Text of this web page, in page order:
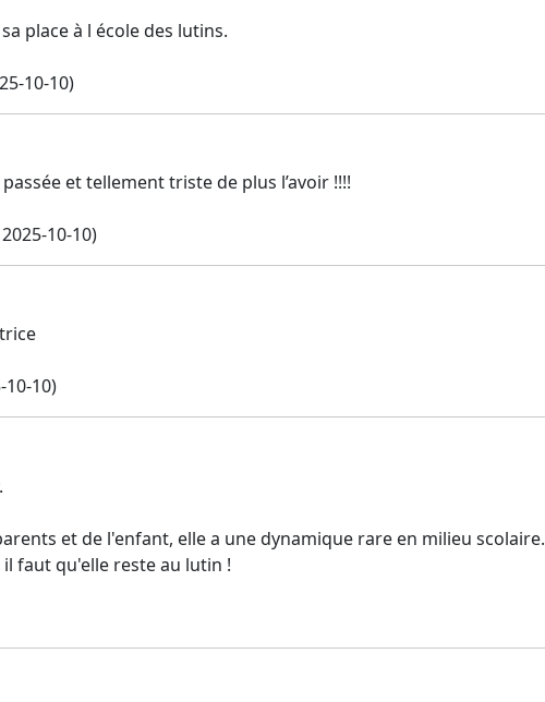
place à l école des lutins.
10-10)
passée et tellement triste de plus l’avoir !!!!
10-10)
10-10)
et de l'enfant, elle a une dynamique rare en milieu scolaire.
faut qu'elle reste au lutin !